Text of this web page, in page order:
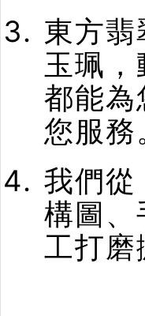
東方
玉珮
都能為
您服務
我們從
構圖、
工打